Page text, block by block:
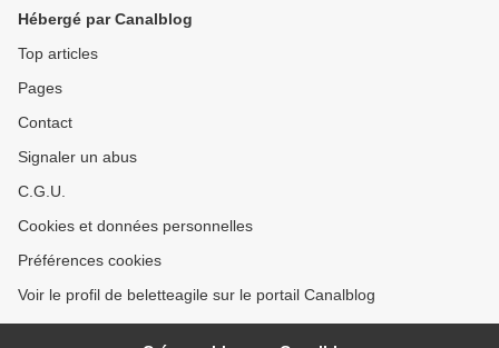
Hébergé par Canalblog
Top articles
Pages
Contact
Signaler un abus
C.G.U.
Cookies et données personnelles
Préférences cookies
Voir le profil de beletteagile sur le portail Canalblog